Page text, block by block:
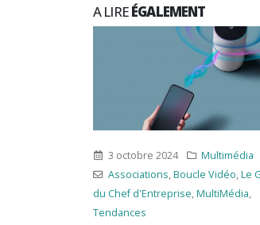
A LIREÉGALEMENT
Le Guide
28 décembre 2023
Associations,Le
d'Entreprise,MultiMédia